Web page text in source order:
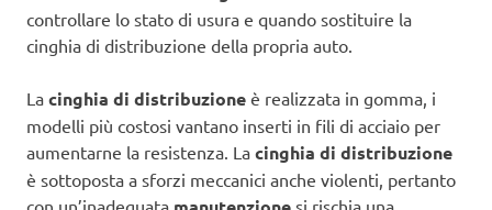
controllare lo stato di usura e quando sostituire la
cinghia di distribuzione della propria auto.
La cinghia di distribuzione è realizzata in gomma, i
modelli più costosi vantano inserti in fili di acciaio per
aumentarne la resistenza. La cinghia di distribuzione
è sottoposta a sforzi meccanici anche violenti, pertanto